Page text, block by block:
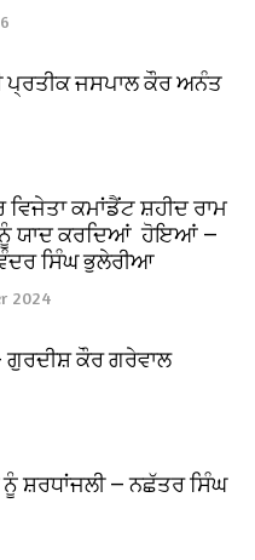
ਪ੍ਰਤੀਕ ਜਸਪਾਲ ਕੌਰ ਅਨੰਤ
ਵਿਜੇਤਾ ਕਮਾਂਡੈਂਟ ਸ਼ਹੀਦ ਰਾਮ
ਨੂੰ ਯਾਦ ਕਰਦਿਆਂ ਹੋਇਆਂ —
ਸਿੰਘ ਭੁਲੇਰੀਆ
2024
ਕੌਰ ਗਰੇਵਾਲ
ਸ਼ਰਧਾਂਜਲੀ — ਨਛੱਤਰ ਸਿੰਘ